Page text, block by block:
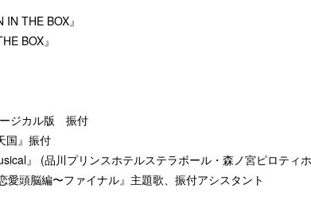
THE BOX』
BOX』
ージカル版 振付
国』振付
』 (品川プリンスホテルステラボール・森ノ宮ピロティ
愛頭脳編〜ファイナル』主題歌、振付アシスタント